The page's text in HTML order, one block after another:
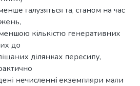
галузяться та, станом на час
кількістю генеративних
до
ділянках пересипу,
нечисленні екземпляри мали